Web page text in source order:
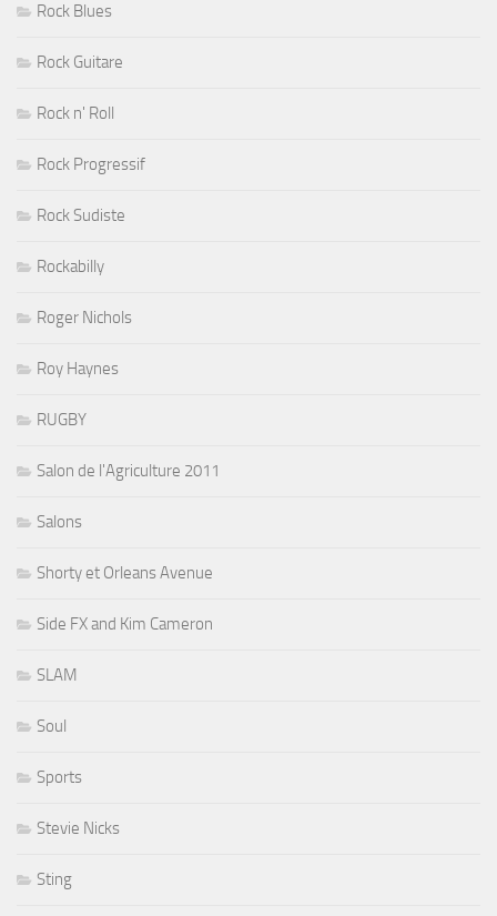
Rock Blues
Rock Guitare
Rock n' Roll
Rock Progressif
Rock Sudiste
Rockabilly
Roger Nichols
Roy Haynes
RUGBY
Salon de l'Agriculture 2011
Salons
Shorty et Orleans Avenue
Side FX and Kim Cameron
SLAM
Soul
Sports
Stevie Nicks
Sting